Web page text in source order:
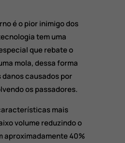
é o pior inimigo dos
tem uma
que rebate o
mola, dessa forma
danos causados por
os passadores.
mais
volume reduzindo o
aproximadamente 40%